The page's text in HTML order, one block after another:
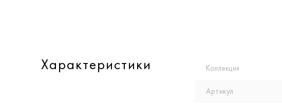
Характеристики Коллекция
Артикул